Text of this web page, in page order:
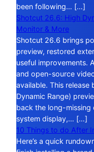
been following… […]
Shotcut 26.6: High
Monitor & More
Shotcut 26.6 brings
preview, restored
useful improvements.
and open-source
available. This release
Dynamic Range)
back the long-missing
system display,… […]
10 Things to do After
Here’s a quick